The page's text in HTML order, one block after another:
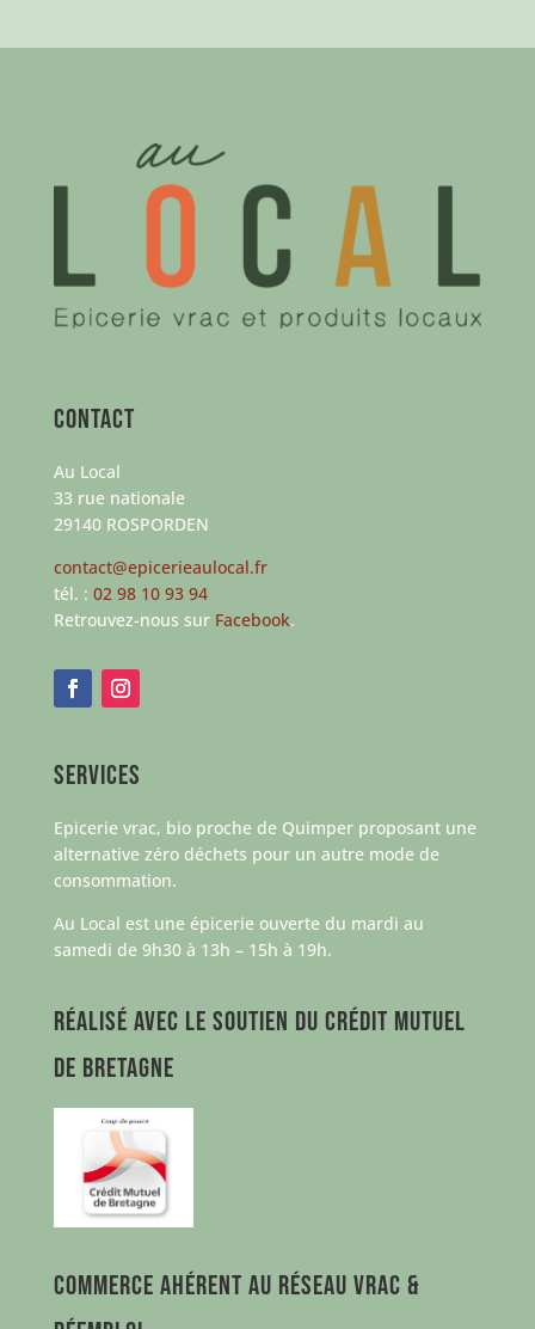
Contact
Au Local
33 rue nationale
29140 ROSPORDEN
contact@epicerieaulocal.fr
tél. : 02 98 10 93 94
Retrouvez-nous sur Facebook.
Services
Epicerie vrac, bio proche de Quimper proposant une
alternative zéro déchets pour un autre mode de
consommation.
Au Local est une épicerie ouverte du mardi au
samedi de 9h30 à 13h – 15h à 19h.
Réalisé avec le soutien du Crédit Mutuel
de Bretagne
Commerce ahérent au Réseau Vrac &